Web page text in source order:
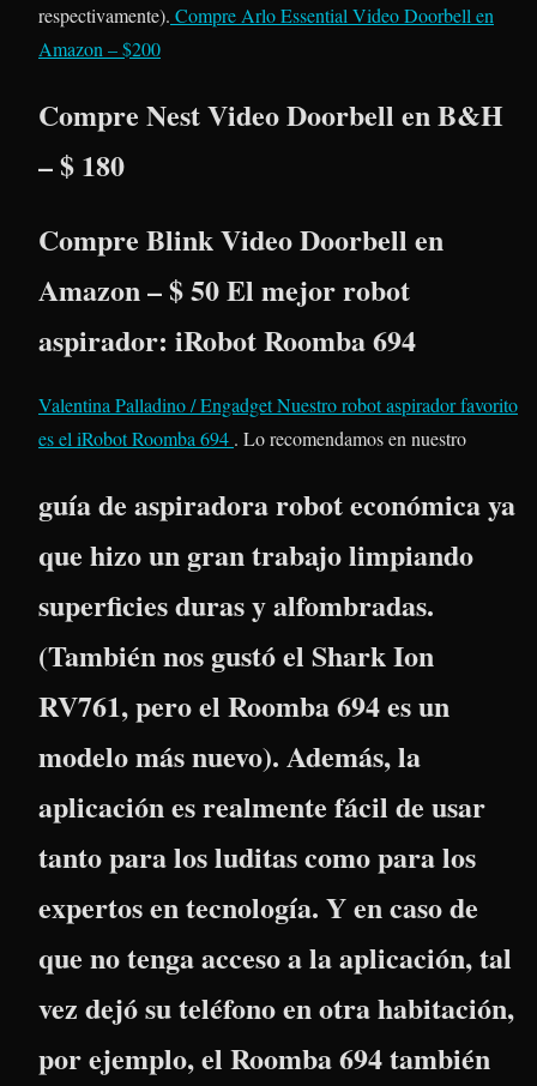
respectivamente). Compre Arlo Essential Video Doorbell en
Amazon – $200
Compre Nest Video Doorbell en B&H
– $ 180
Compre Blink Video Doorbell en
Amazon – $ 50 El mejor robot
aspirador: iRobot Roomba 694
Valentina Palladino / EngadgetNuestro robot aspirador favorito
es eliRobot Roomba 694 . Lo recomendamos en nuestro
guía de aspiradora robot económica ya
que hizo un gran trabajo limpiando
superficies duras y alfombradas.
(También nos gustó el Shark Ion
RV761, pero el Roomba 694 es un
modelo más nuevo). Además, la
aplicación es realmente fácil de usar
tanto para los luditas como para los
expertos en tecnología. Y en caso de
que no tenga acceso a la aplicación, tal
vez dejó su teléfono en otra habitación,
por ejemplo, el Roomba 694 también